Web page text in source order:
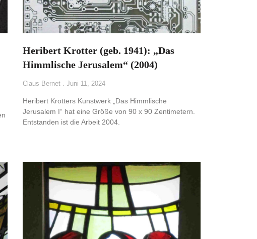
Heribert Krotter (geb. 1941): „Das
Himmlische Jerusalem“ (2004)
Claus Bernet Juni 11, 2024
Heribert Krotters Kunstwerk „Das Himmlische
Jerusalem I“ hat eine Größe von 90 x 90 Zentimetern.
Entstanden ist die Arbeit 2004.